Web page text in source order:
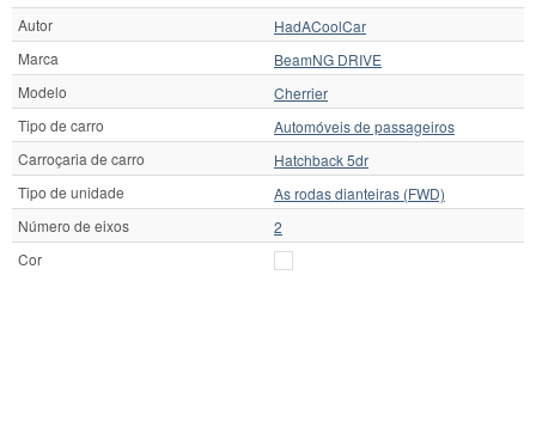
Autor
HadACoolCar
Marca
BeamNG DRIVE
Modelo
Cherrier
Tipo de carro
Automóveis de passageiros
Carroçaria de carro
Hatchback 5dr
Tipo de unidade
As rodas dianteiras (FWD)
Número de eixos
2
Cor